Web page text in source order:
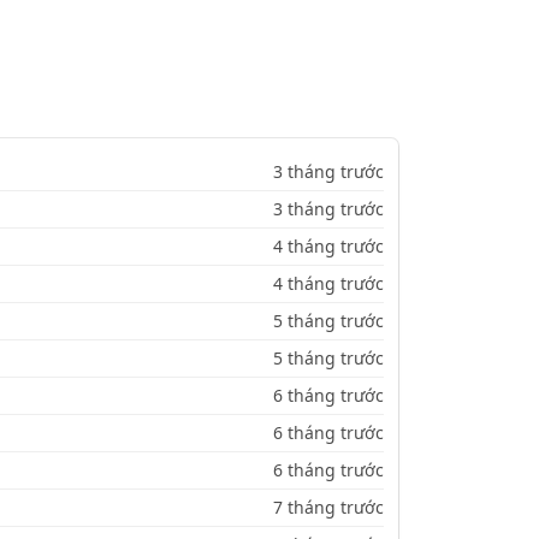
3 tháng trước
3 tháng trước
4 tháng trước
4 tháng trước
5 tháng trước
5 tháng trước
6 tháng trước
6 tháng trước
6 tháng trước
7 tháng trước